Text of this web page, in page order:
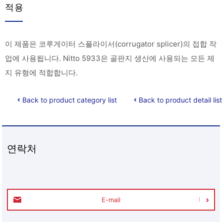
적용
이 제품은 코루게이터 스플라이서(corrugator splicer)의 접합 작
업에 사용됩니다. Nitto 5933은 골판지 생산에 사용되는 모든 제
지 유형에 적합합니다.
Back to product category list Back to product detail list
연락처
E-mail